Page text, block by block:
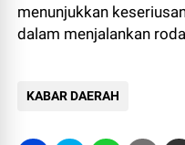
menunjukkan
dalam menjalankan
KABAR DAERAH